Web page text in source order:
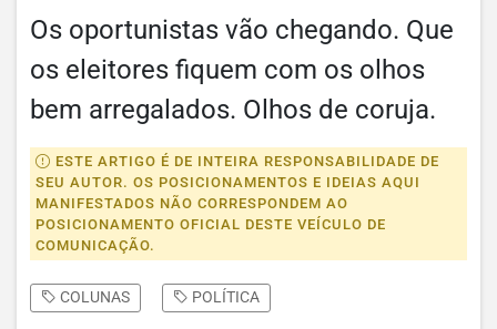
Os oportunistas vão chegando. Que
os eleitores fiquem com os olhos
bem arregalados. Olhos de coruja.
ESTE ARTIGO É DE INTEIRA RESPONSABILIDADE DE
SEU AUTOR. OS POSICIONAMENTOS E IDEIAS AQUI
MANIFESTADOS NÃO CORRESPONDEM AO
POSICIONAMENTO OFICIAL DESTE VEÍCULO DE
COMUNICAÇÃO.
COLUNAS POLÍTICA